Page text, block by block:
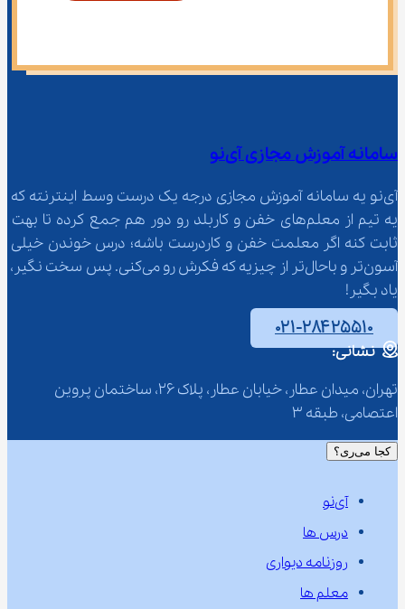
سامانه آموزش مجازی آی‌نو
آی‌نو یه سامانه آموزش مجازی درجه یک درست وسط اینترنته که
یه تیم از معلم‌‌های خفن و کاربلد رو دور هم جمع کرده تا بهت
ثابت کنه اگر معلمت خفن و کاردرست باشه؛ درس خوندن خیلی
آسون‌تر و باحال‌تر از چیزیه که فکرش رو می‌کنی. پس سخت نگیر،
یاد بگیر!
۰۲۱-۲۸۴۲۵۵۱۰
نشانی:
تهران، میدان عطار، خیابان عطار، پلاک 26، ساختمان پروین
اعتصامی، طبقه 3
کجا می‌ری؟
آی‌نو
درس ها
روزنامه دیواری
معلم ها